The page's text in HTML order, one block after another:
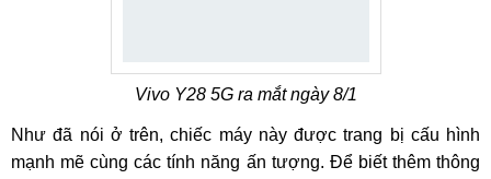
Vivo Y28 5G ra mắt ngày 8/1
Như đã nói ở trên, chiếc máy này được trang bị cấu hình
mạnh mẽ cùng các tính năng ấn tượng. Để biết thêm thông